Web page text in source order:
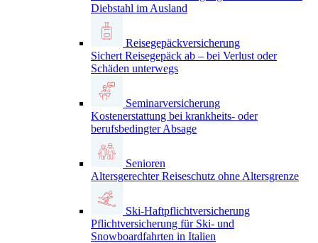
Diebstahl im Ausland
Reisegepäckversicherung
Sichert Reisegepäck ab – bei Verlust oder
Schäden unterwegs
Seminarversicherung
Kostenerstattung bei krankheits- oder
berufsbedingter Absage
Senioren
Altersgerechter Reiseschutz ohne Altersgrenze
Ski-Haftpflichtversicherung
Pflichtversicherung für Ski- und
Snowboardfahrten in Italien